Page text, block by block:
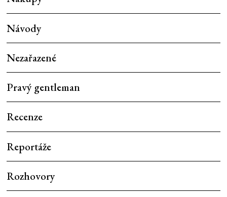
Návody
Nezařazené
Pravý gentleman
Recenze
Reportáže
Rozhovory